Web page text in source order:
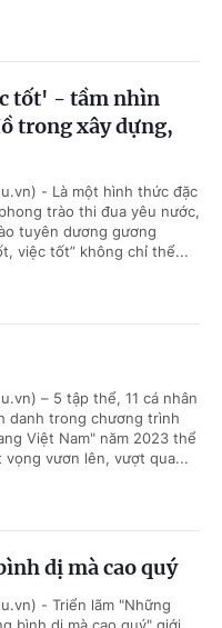
tốt' - tầm nhìn
trong xây dựng,
- Là một hình thức đặc
trào thi đua yêu nước,
tuyên dương gương
việc tốt” không chỉ thể...
– 5 tập thể, 11 cá nhân
danh trong chương trình
Việt Nam" năm 2023 thể
vọng vươn lên, vượt qua...
dị mà cao quý
- Triển lãm "Những